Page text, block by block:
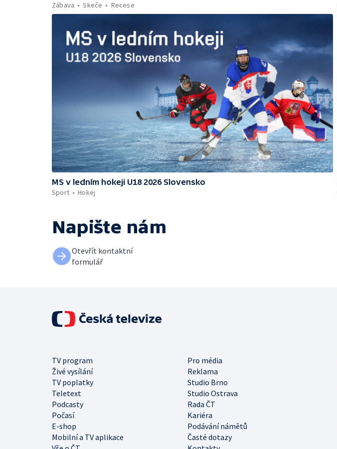
Zábava
Skeče Recese
MS v ledním hokeji U18 2026 Slovensko
Sport
Hokej
Napište nám
Otevřít kontaktní
formulář
TV program
Pro média
Živé vysílání
Reklama
TV poplatky
Studio Brno
Teletext
Studio Ostrava
Podcasty
Rada ČT
Počasí
Kariéra
E-shop
Podávání námětů
Mobilní a TV aplikace
Časté dotazy